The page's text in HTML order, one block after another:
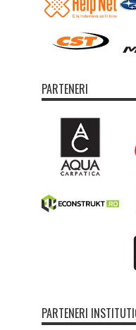
PARTENERI
PARTENERI